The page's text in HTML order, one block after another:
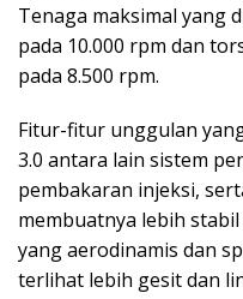
Tenaga maksimal yang
pada 10.000 rpm dan
pada 8.500 rpm.
Fitur-fitur unggulan
3.0 antara lain sistem
pembakaran injeksi,
membuatnya lebih
yang aerodinamis dan
terlihat lebih gesit dan